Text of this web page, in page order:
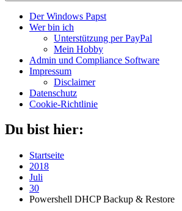
Der Windows Papst
Wer bin ich
Unterstützung per PayPal
Mein Hobby
Admin und Compliance Software
Impressum
Disclaimer
Datenschutz
Cookie-Richtlinie
Du bist hier:
Startseite
2018
Juli
30
Powershell DHCP Backup & Restore